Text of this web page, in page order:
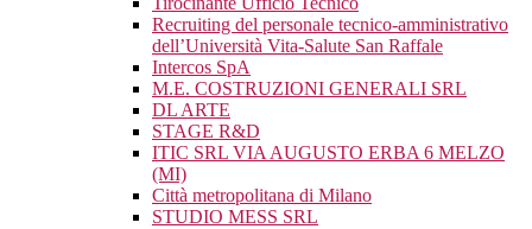
Recruiting del personale tecnico-amministrativo
dell’Università Vita-Salute San Raffale
Intercos SpA
M.E. COSTRUZIONI GENERALI SRL
DL ARTE
STAGE R&D
ITIC SRL VIA AUGUSTO ERBA 6 MELZO
(MI)
Città metropolitana di Milano
STUDIO MESS SRL